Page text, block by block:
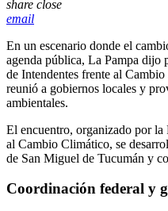
share close
email
En un escenario donde el
agenda pública, La Pampa dijo
de Intendentes frente al
reunió a gobiernos locales y
ambientales.
El encuentro, organizado por la
al Cambio Climático, se
de San Miguel de Tucumán y
Coordinación federal y